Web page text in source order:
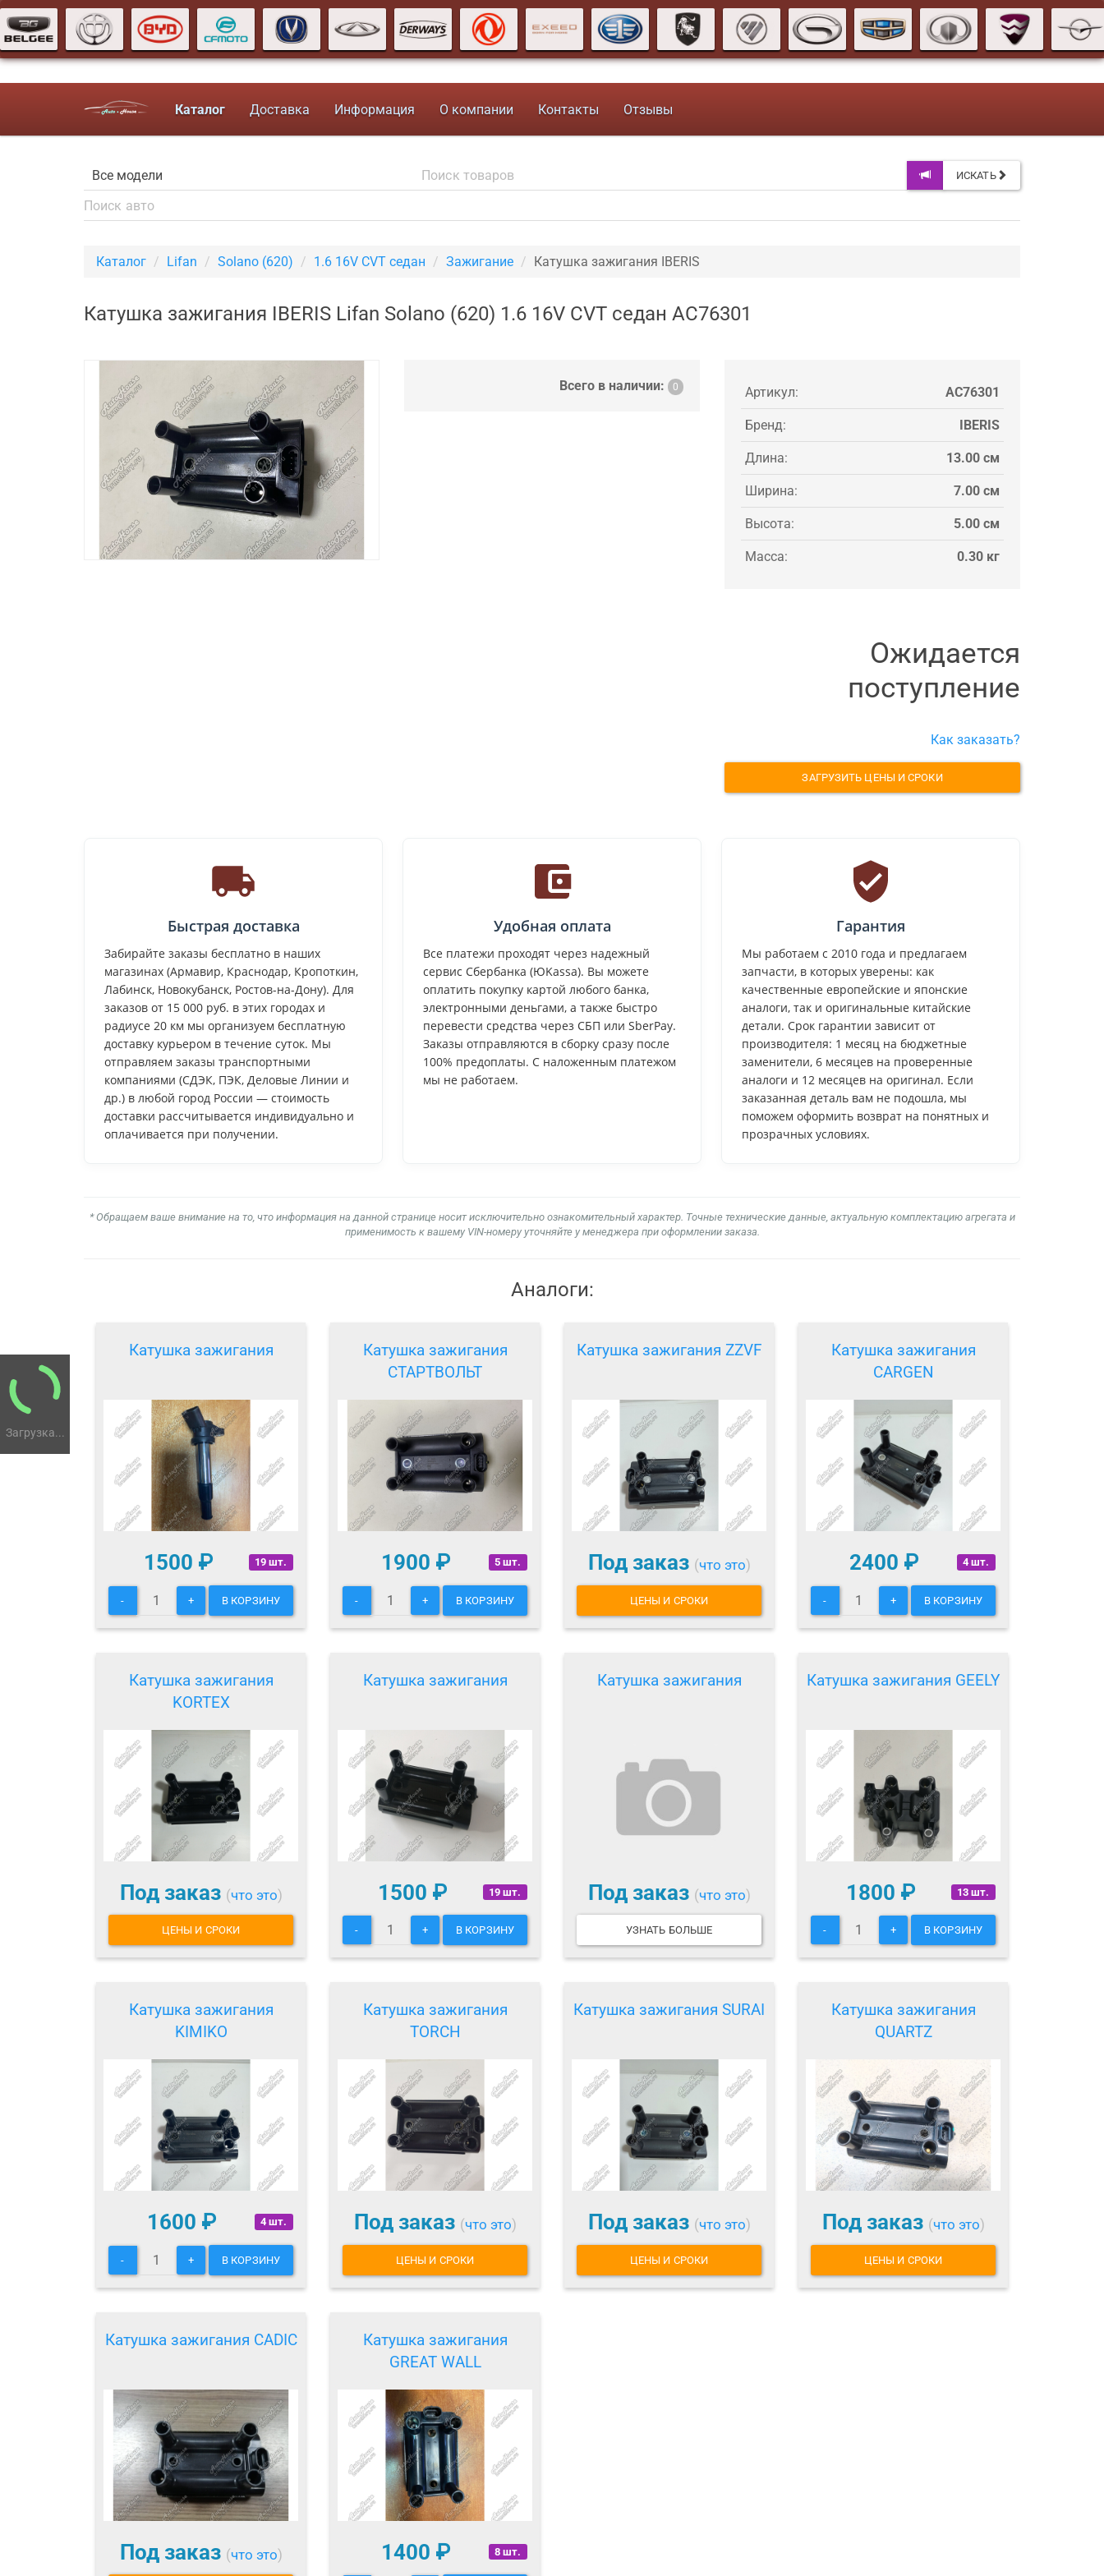
Загрузка...
Каталог Доставка Информация О компании Контакты Отзывы
ИСКАТЬ
Каталог Lifan Solano (620) 1.6 16V CVT седан Зажигание Катушка зажигания IBERIS
Катушка зажигания IBERIS Lifan Solano (620) 1.6 16V CVT седан AC76301
Всего в наличии: 0 Артикул: AC76301
Бренд: IBERIS
Длина: 13.00 см
Ширина: 7.00 см
Высота: 5.00 см
Масса: 0.30 кг
Ожидается
поступление
Как заказать?
ЗАГРУЗИТЬ ЦЕНЫ И СРОКИ
Быстрая доставка
Забирайте заказы бесплатно в наших
магазинах (Армавир, Краснодар, Кропоткин,
Лабинск, Новокубанск, Ростов-на-Дону). Для
заказов от 15 000 руб. в этих городах и
радиусе 20 км мы организуем бесплатную
доставку курьером в течение суток. Мы
отправляем заказы транспортными
компаниями (СДЭК, ПЭК, Деловые Линии и
др.) в любой город России — стоимость
доставки рассчитывается индивидуально и
оплачивается при получении.
Удобная оплата
Все платежи проходят через надежный
сервис Сбербанка (ЮKassa). Вы можете
оплатить покупку картой любого банка,
электронными деньгами, а также быстро
перевести средства через СБП или SberPay.
Заказы отправляются в сборку сразу после
100% предоплаты. С наложенным платежом
мы не работаем.
Гарантия
Мы работаем с 2010 года и предлагаем
запчасти, в которых уверены: как
качественные европейские и японские
аналоги, так и оригинальные китайские
детали. Срок гарантии зависит от
производителя: 1 месяц на бюджетные
заменители, 6 месяцев на проверенные
аналоги и 12 месяцев на оригинал. Если
заказанная деталь вам не подошла, мы
поможем оформить возврат на понятных и
прозрачных условиях.
* Обращаем ваше внимание на то, что информация на данной странице носит исключительно ознакомительный характер. Точные технические данные, актуальную комплектацию агрегата и
применимость к вашему VIN-номеру уточняйте у менеджера при оформлении заказа.
Аналоги:
Катушка зажигания
19 шт.
1500 ₽
- + В КОРЗИНУ
Катушка зажигания
СТАРТВОЛЬТ
5 шт.
1900 ₽
- + В КОРЗИНУ
Катушка зажигания ZZVF
Под заказ (что это)
ЦЕНЫ И СРОКИ
Катушка зажигания
CARGEN
4 шт.
2400 ₽
- + В КОРЗИНУ
Катушка зажигания
KORTEX
Под заказ (что это)
ЦЕНЫ И СРОКИ
Катушка зажигания
19 шт.
1500 ₽
- + В КОРЗИНУ
Катушка зажигания
Под заказ (что это)
УЗНАТЬ БОЛЬШЕ
Катушка зажигания GEELY
13 шт.
1800 ₽
- + В КОРЗИНУ
Катушка зажигания
KIMIKO
4 шт.
1600 ₽
- + В КОРЗИНУ
Катушка зажигания
TORCH
Под заказ (что это)
ЦЕНЫ И СРОКИ
Катушка зажигания SURAI
Под заказ (что это)
ЦЕНЫ И СРОКИ
Катушка зажигания
QUARTZ
Под заказ (что это)
ЦЕНЫ И СРОКИ
Катушка зажигания CADIC
Под заказ (что это)
Катушка зажигания
GREAT WALL
8 шт.
1400 ₽